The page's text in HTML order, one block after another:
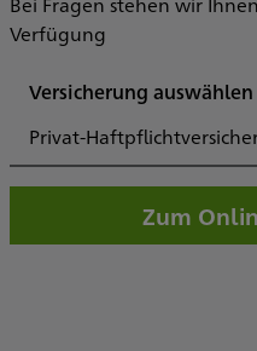
Verfügung
Versicherung auswählen
Privat-
Zum